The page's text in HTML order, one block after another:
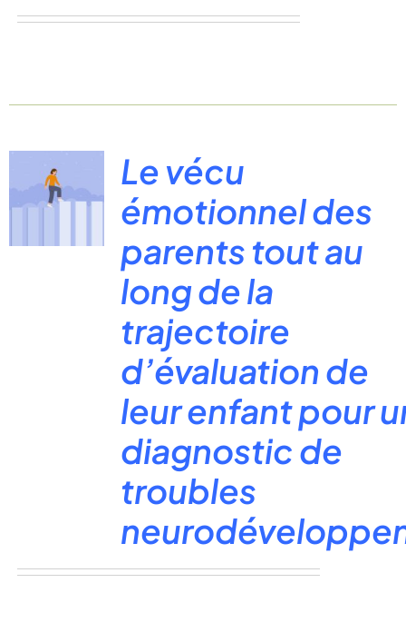
Le vécu
émotionnel des
parents tout au
long de la
trajectoire
d’évaluation de
leur enfant pour
diagnostic de
troubles